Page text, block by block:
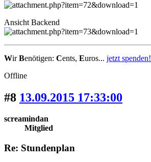
Ansicht Backend
WirBenötigen: Cents, Euros... jetzt spenden!
Offline
#8 13.09.2015 17:33:00
screamindan
Mitglied
Re: Stundenplan